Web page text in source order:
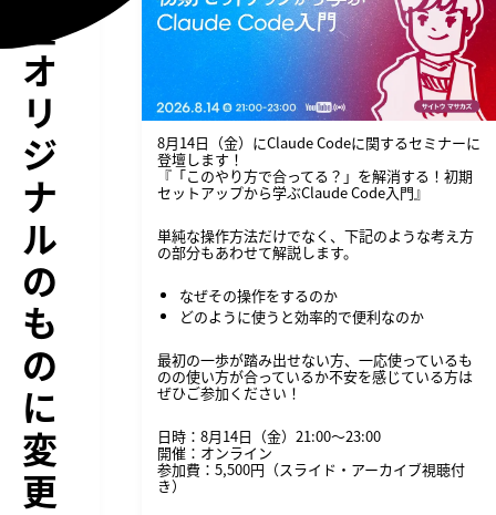
全
オ
リ
ジ
ナ
ル
の
も
の
に
変
更
8月14日（金）にClaude Codeに関するセミナーに
登壇します！
『「このやり方で合ってる？」を解消する！初期
セットアップから学ぶClaude Code入門』
単純な操作方法だけでなく、下記のような考え方
の部分もあわせて解説します。
なぜその操作をするのか
どのように使うと効率的で便利なのか
最初の一歩が踏み出せない方、一応使っているも
のの使い方が合っているか不安を感じている方は
ぜひご参加ください！
日時：8月14日（金）21:00〜23:00
開催：オンライン
参加費：5,500円（スライド・アーカイブ視聴付
き）